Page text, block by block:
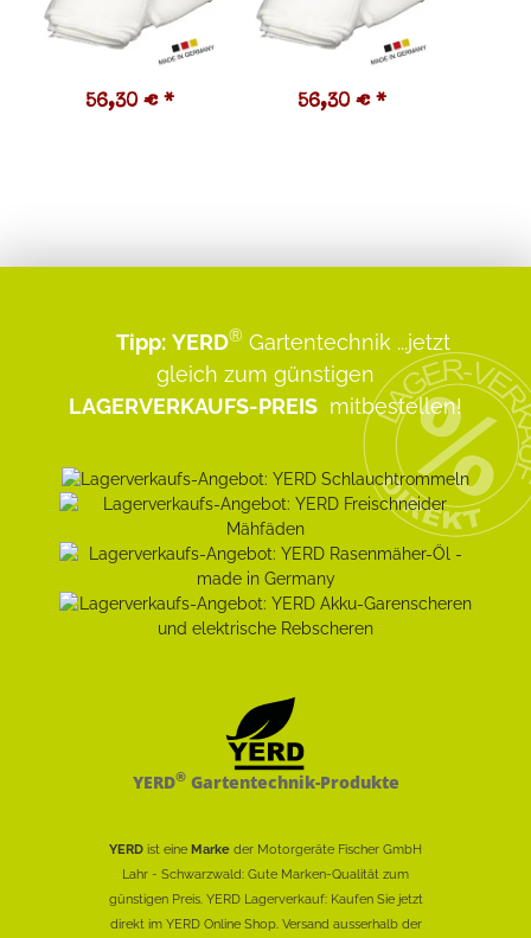
56,30 € * 56,30 € *
Tipp: YERD® Gartentechnik ...jetzt
gleich zum günstigen
LAGERVERKAUFS-PREIS mitbestellen!
YERD®Gartentechnik-Produkte
YERD ist eine Marke der Motorgeräte Fischer GmbH
Lahr - Schwarzwald: Gute Marken-Qualität zum
günstigen Preis. YERD Lagerverkauf: Kaufen Sie jetzt
direkt im YERD Online Shop. Versand ausserhalb der